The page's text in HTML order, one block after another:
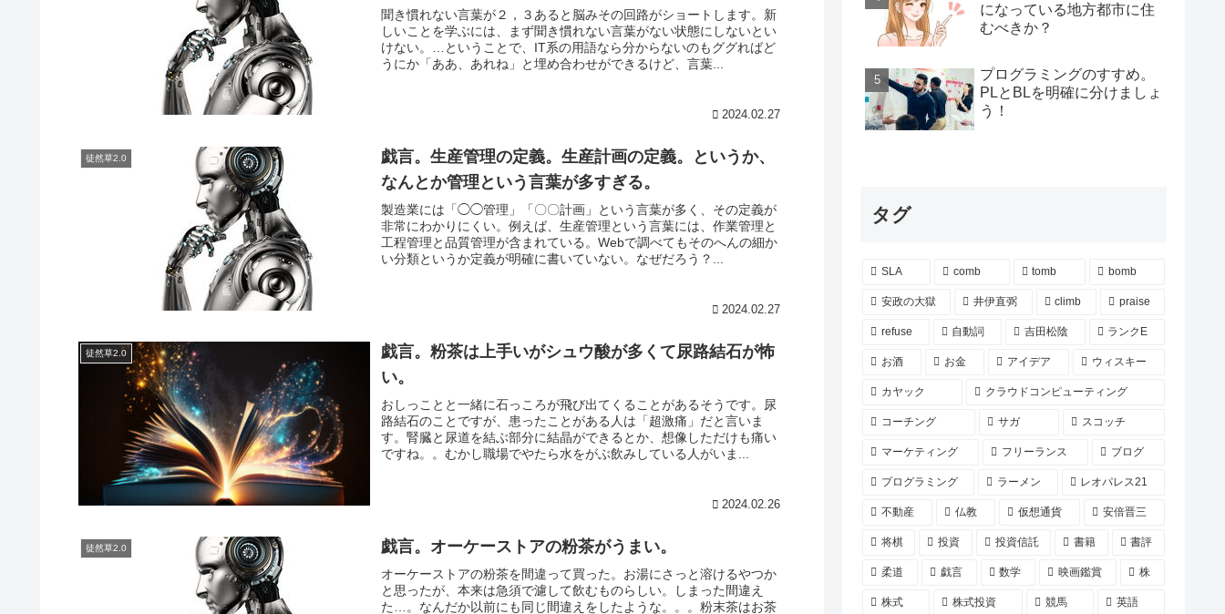
聞き慣れない言葉が２，３あると脳みその回路がショートします。新
しいことを学ぶには、まず聞き慣れない言葉がない状態にしないとい
けない。…ということで、IT系の用語なら分からないのもググればど
うにか「ああ、あれね」と埋め合わせができるけど、言葉...
2024.02.27
徒然草2.0
戯言。生産管理の定義。生産計画の定義。というか、
なんとか管理という言葉が多すぎる。
製造業には「◯◯管理」「〇〇計画」という言葉が多く、その定義が
非常にわかりにくい。例えば、生産管理という言葉には、作業管理と
工程管理と品質管理が含まれている。Webで調べてもそのへんの細か
い分類というか定義が明確に書いていない。なぜだろう？...
2024.02.27
徒然草2.0
戯言。粉茶は上手いがシュウ酸が多くて尿路結石が怖
い。
おしっことと一緒に石っころが飛び出てくることがあるそうです。尿
路結石のことですが、患ったことがある人は「超激痛」だと言いま
す。腎臓と尿道を結ぶ部分に結晶ができるとか、想像しただけも痛い
ですね。。むかし職場でやたら水をがぶ飲みしている人がいま...
2024.02.26
徒然草2.0 戯言。オーケーストアの粉茶がうまい。
オーケーストアの粉茶を間違って買った。お湯にさっと溶けるやつか
と思ったが、本来は急須で濾して飲むものらしい。しまった間違え
た…。なんだか以前にも同じ間違えをしたような。。。粉末茶はお茶
になっている地方都市に住
むべきか？
プログラミングのすすめ。
PLとBLを明確に分けましょ
う！
タグ
SLA comb tomb bomb
安政の大獄 井伊直弼 climb praise
refuse 自動詞 吉田松陰 ランクE
お酒 お金 アイデア ウィスキー
カヤック クラウドコンピューティング
コーチング サガ スコッチ
マーケティング フリーランス ブログ
プログラミング ラーメン レオパレス21
不動産 仏教 仮想通貨 安倍晋三
将棋 投資 投資信託 書籍 書評
柔道 戯言 数学 映画鑑賞 株
株式 株式投資 競馬 英語